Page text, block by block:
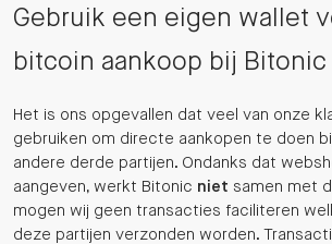
Gebruik een eigen wallet
bitcoin aankoop bij Bitonic
Het is ons opgevallen dat veel van onze
gebruiken om directe aankopen te doen
andere derde partijen. Ondanks dat
aangeven, werkt Bitonic niet samen met
mogen wij geen transacties faciliteren
deze partijen verzonden worden.